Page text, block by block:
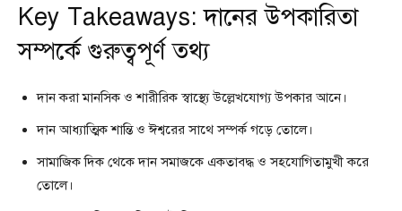
Key Takeaways: দানের উপকারিতা
সম্পর্কে গুরুত্বপূর্ণ তথ্য
দান করা মানসিক ও শারীরিক স্বাস্থ্যে উল্লেখযোগ্য উপকার আনে।
দান আধ্যাত্মিক শান্তি ও ঈশ্বরের সাথে সম্পর্ক গড়ে তোলে।
সামাজিক দিক থেকে দান সমাজকে একতাবদ্ধ ও সহযোগিতামুখী করে
তোলে।